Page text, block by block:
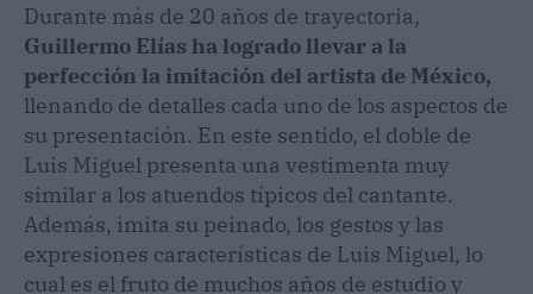
Durante más de 20 años de trayectoria,
Guillermo Elías ha logrado llevar a la
perfección la imitación del artista de México,
llenando de detalles cada uno de los aspectos de
su presentación. En este sentido, el doble de
Luis Miguel presenta una vestimenta muy
similar a los atuendos típicos del cantante.
Además, imita su peinado, los gestos y las
expresiones características de Luis Miguel, lo
cual es el fruto de muchos años de estudio y